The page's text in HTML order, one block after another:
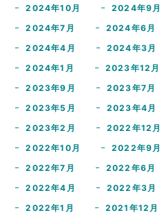
2024年10月
2024年9月
2024年7月
2024年6月
2024年4月
2024年3月
2024年1月
2023年12月
2023年9月
2023年7月
2023年5月
2023年4月
2023年2月
2022年12月
2022年10月
2022年9月
2022年7月
2022年6月
2022年4月
2022年3月
2022年1月
2021年12月